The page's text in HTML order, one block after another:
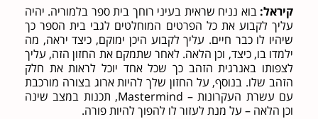
קיראל:בוא נניח שראית בעיני רוחך בית ספר בלמוריה. יהיה
עליך לקבוע את כל הפרטים המוחלטים לגבי בית הספר כך
שיהיו לו כבר חיים. עליך לקבוע היכן ימוקם, כיצד יראה, מה
ילמדו בו, כיצד, וכן הלאה. לאחר שתמקם את החזון הזה, עליך
לצפותו באנרגית הזהב כך שכל אחד יוכל לראות את חלק
הזהב שלו. בנוסף, על החזון שלך להיות ארוג בצורה מורכבת
עם עשרת העקרונות – Mastermind, תכנות במצב שינה
וכן הלאה – על מנת לעזור לו להפוך להיות פורה.